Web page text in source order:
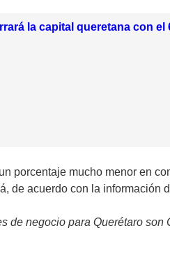
la capital queretana con
porcentaje mucho menor en
de acuerdo con la información
de negocio para Querétaro